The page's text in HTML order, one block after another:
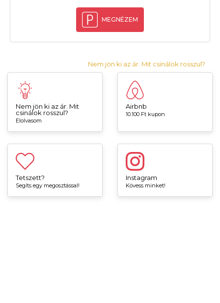
MEGNÉZEM
Nem jön ki az ár. Mit csinálok rosszul?
Nem jön ki az ár. Mit
csinálok rosszul?
Elolvasom
Airbnb
10.100 Ft kupon
Tetszett?
Segíts egy megosztással!
Instagram
Kövess minket!